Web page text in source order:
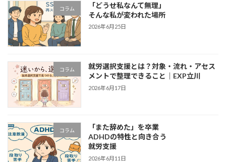
コラム
「どうせ私なんて無理」
そんな私が変われた場所
2026年6月25日
コラム
就労選択支援とは？対象・流れ・アセス
メントで整理できること｜EXP立川
2026年6月17日
コラム
「また辞めた」を卒業
ADHDの特性と向き合う
就労支援
2026年6月11日